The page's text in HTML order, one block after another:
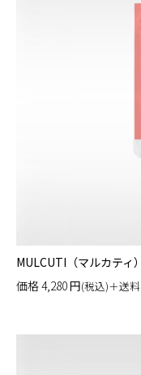
MULCUTI（マルカティ）
価格4,280円(税込)＋送料